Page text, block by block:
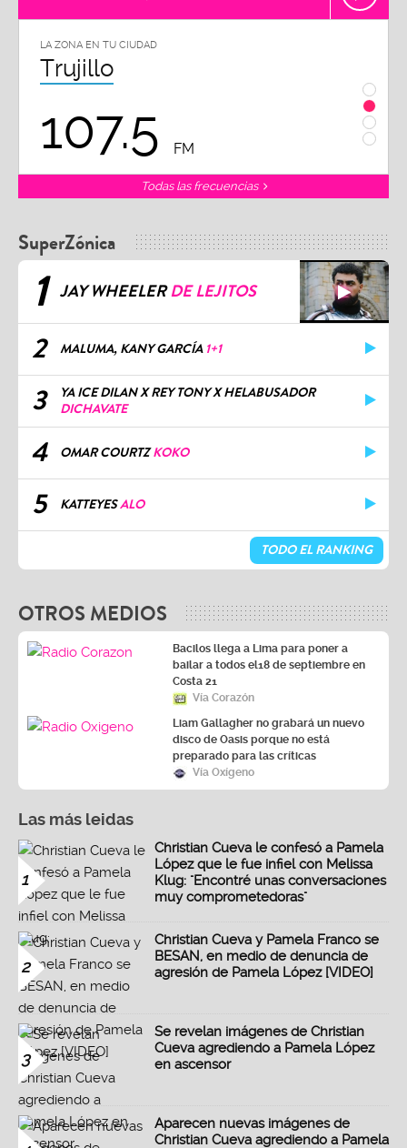
LA ZONA EN TU CIUDAD
Trujillo
107.5 FM
Todas las frecuencias
SuperZónica
1 JAY WHEELERDE LEJITOS
2 MALUMA, KANY GARCÍA 1+1
3
YA ICE DILAN X REY TONY X HELABUSADOR
DICHAVATE
4 OMAR COURTZKOKO
5 KATTEYESALO
TODO EL RANKING
OTROS MEDIOS
Bacilos llega a Lima para poner a
bailar a todos el18 de septiembre en
Costa 21
Vía Corazón
Liam Gallagher no grabará un nuevo
disco de Oasis porque no está
preparado para las críticas
Vía Oxígeno
Las más leidas
1
Christian Cueva le confesó a Pamela
López que le fue infiel con Melissa
Klug: "Encontré unas conversaciones
muy comprometedoras"
2
Christian Cueva y Pamela Franco se
BESAN, en medio de denuncia de
agresión de Pamela López [VIDEO]
3
Se revelan imágenes de Christian
Cueva agrediendo a Pamela López
en ascensor
Aparecen nuevas imágenes de
Christian Cueva agrediendo a Pamela